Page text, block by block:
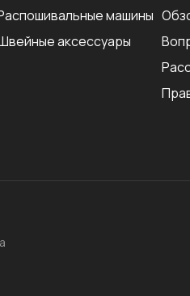
машины
аксеcсуары